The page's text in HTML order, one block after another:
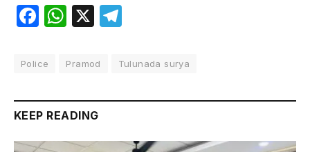
Facebook
WhatsApp
X
Police Pramod Tulunada surya
KEEP READING